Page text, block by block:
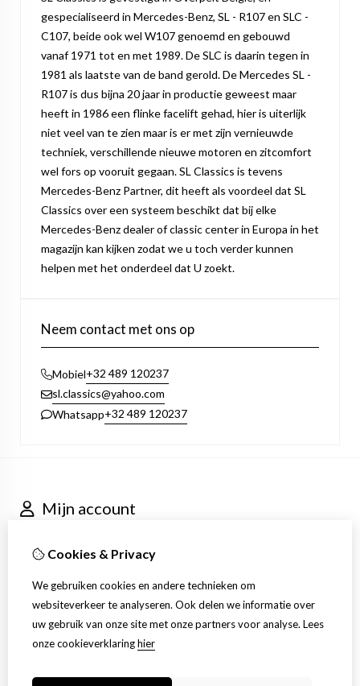
gespecialiseerd in Mercedes-Benz, SL - R107 en SLC -
C107, beide ook wel W107 genoemd en gebouwd
vanaf 1971 tot en met 1989. De SLC is daarin tegen in
1981 als laatste van de band gerold. De Mercedes SL -
R107 is dus bijna 20 jaar in productie geweest maar
heeft in 1986 een flinke facelift gehad, hier is uiterlijk
niet veel van te zien maar is er met zijn vernieuwde
techniek, verschillende nieuwe motoren en zitcomfort
wel fors op vooruit gegaan. SL Classics is tevens
Mercedes-Benz Partner, dit heeft als voordeel dat SL
Classics over een systeem beschikt dat bij elke
Mercedes-Benz dealer of classic center in Europa in het
magazijn kan kijken zodat we u toch verder kunnen
helpen met het onderdeel dat U zoekt.
Neem contact met ons op
Mobiel+32 489 120237
sl.classics@yahoo.com
Whatsapp+32 489 120237
Mijn account
Bestelhistorie
Klantenservice
Contact
Retourneren
Sitemap
Cookies & Privacy
We gebruiken cookies en andere technieken om
websiteverkeer te analyseren. Ook delen we informatie over
uw gebruik van onze site met onze partners voor analyse. Lees
onze cookieverklaringhier